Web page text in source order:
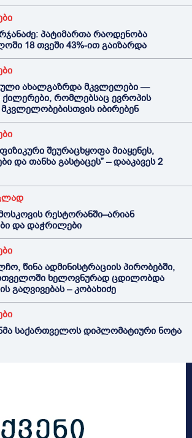
პატიმართა რაოდენობა
18 თვეში 43%-ით გაიზარდა
ახალგაზრდა მკვლელები —
ქილერები, რომლებსაც ევროპის
მკვლელობებისთვის იბირებენ
შეურაცხყოფა მიაყენეს,
და თანხა გასტაცეს” – დააკავეს 2
რესტორანში–არიან
და დაჭრილები
წინა ადმინისტრაციის პირობებში,
ხელოვნურად ცდილობდა
გაღვივებას – კობახიძე
საქართველოს დიპლომატიური ნოტა